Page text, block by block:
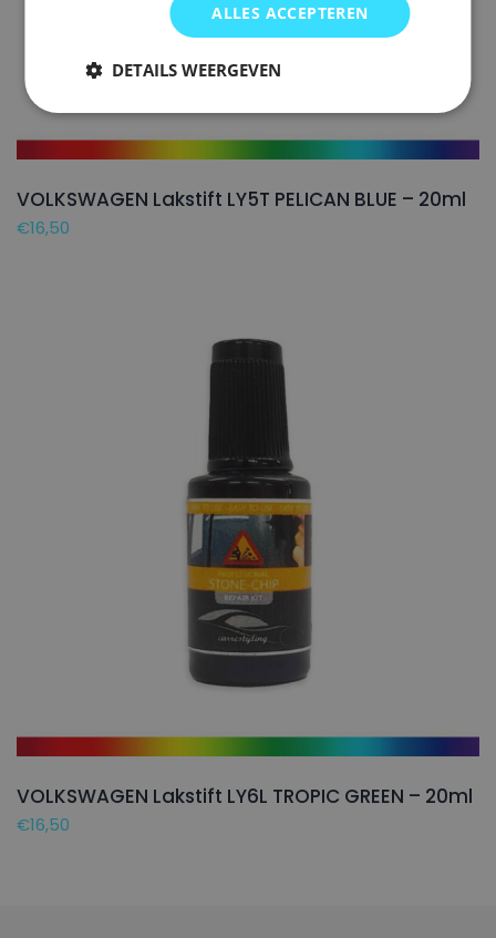
VOLKSWAGEN Lakstift LY5T PELICAN BLUE – 20ml
€16,50
VOLKSWAGEN Lakstift LY6L TROPIC GREEN – 20ml
€16,50
ALLES ACCEPTEREN
DETAILS WEERGEVEN